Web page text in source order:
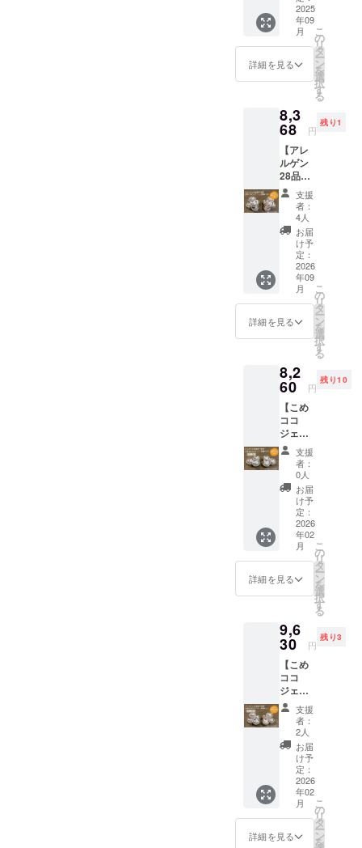
い。 こ
のリ
ターン
円、
3000
のリ
ターン
と同じ
内容に
なりま
す。
ネット
ショッ
プでの
想定通
常価格
となる
お買い
得価格
です。
どうぞ
お試し
くださ
い。 ご
賞味い
ただい
た後で
アン
ケート
にご回
答をお
たしま
す。
ジェ
ラート
（バニ
ラ
味）」
・サイ
ズ：約
フタ直
7.5cm
、カッ
プ高さ5
ｃｍ ・
重量：
約90ml)
・保存
以下 ・
原材
料、主
原料の
原産
地：コ
コナッ
ツミル
ク（タ
イ）、
砂糖、
ブドウ
糖、こ
め油、
米粉
（国
㈱の人
気商
品、ま
いにち
のこめ
ストの
豆シー
ル10枚
がおま
けとし
て付き
ます 送
料込価
格と
なって
おり、
弊社
ネット
ショッ
プでの
想定通
常価格
となる
お買得
価格で
す。ど
うぞお
試しく
ださ
い。 ご
賞味い
ただい
た後で
アン
ケート
にご回
答をお
たしま
す。
ジェ
ラート
（バニ
ラ
味）」
・サイ
ズ：約
フタ直
7.5cm
、カッ
プ高さ5
ｃｍ ・
重量：
約90ml)
+まいこ
め豆
シー
ル】 ア
レルゲ
ン28品
目不使
ココ
ジェ
ラート
のバニ
ラ味6個
とチョ
コ味6個
の合計
12個
セット
を提供
しま
す。三
和油脂
㈱の人
気商品
まいに
クのイ
ラスト
の豆
シール
10枚が
おまけ
として
付きま
す 送料
込価格
となっ
てお
り、弊
社ネッ
ショッ
プでの
大時で
23％off
となる
お買い
得価格
です。
どうぞ
お試し
くださ
い。 ご
賞味い
ただい
た後で
アン
ケート
答をお
2025
年09
月
詳細を見る
こ
の
リ
タ
ー
ン
を
選
択
す
る
8,3
68 円
残り1
【アレ
ルゲン
28品目
不使用
こめコ
コジェ
ラート
18個
セット
+まいこ
め豆
シー
ル】 ア
レルゲ
ン28品
目不使
ココ
ジェ
ラート
のバニ
ラ味9個
とチョ
コ味9個
合計18
個セッ
トをお
届けし
ます。
三和油
脂㈱の
人気商
品、ま
いにち
のイラ
ストの
豆シー
ル10枚
がおま
けとし
て付き
ます 送
料込価
格と
なって
おり、
弊社
ネット
ショッ
プでの
想定通
支援
者：
4人
お届
け予
定：
2026
年09
月
詳細を見る
こ
の
リ
タ
ー
ン
を
選
択
す
る
8,2
60 円
残り10
【こめ
ココ
ジェ
ラート6
個セッ
ト定期
配送2回
+まいこ
め豆
シー
ル】 ア
レルゲ
ン28品
目不使
用こめ
ココ
ラート
のバニ
ラ味3個
とチョ
コ味3個
合計6個
セット
を2025
年の9月
と2026
年2月に
お届け
しま
す。お
まけと
して三
和油脂
支援
者：
0人
お届
け予
定：
2026
年02
月
詳細を見る
こ
の
リ
タ
ー
ン
を
選
択
す
る
9,6
30 円
残り3
【こめ
ココ
ジェ
ラート8
個セッ
ト定期
配送2回
+まいこ
め豆
シー
ル】 ア
レルゲ
ン28品
目不使
支援
者：
2人
お届
け予
定：
2026
年02
月
詳細を見る
こ
の
リ
タ
ー
ン
を